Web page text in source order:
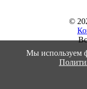
©
Мы используем